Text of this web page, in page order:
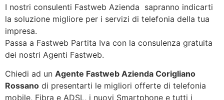
I nostri consulenti Fastweb Azienda sapranno indicarti
la soluzione migliore per i servizi di telefonia della tua
impresa.
Passa a Fastweb Partita Iva con la consulenza gratuita
dei nostri Agenti Fastweb.
Chiedi ad un Agente Fastweb Azienda Corigliano
Rossano di presentarti le migliori offerte di telefonia
mobile, Fibra e ADSL, i nuovi Smartphone e tutti i